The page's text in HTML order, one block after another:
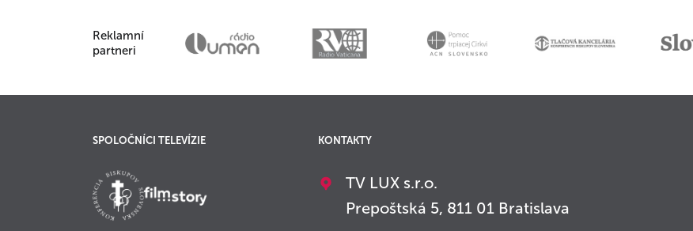
Reklamní
partneri
SPOLOČNÍCI TELEVÍZIE KONTAKTY
TV LUX s.r.o.
Prepoštská 5, 811 01 Bratislava